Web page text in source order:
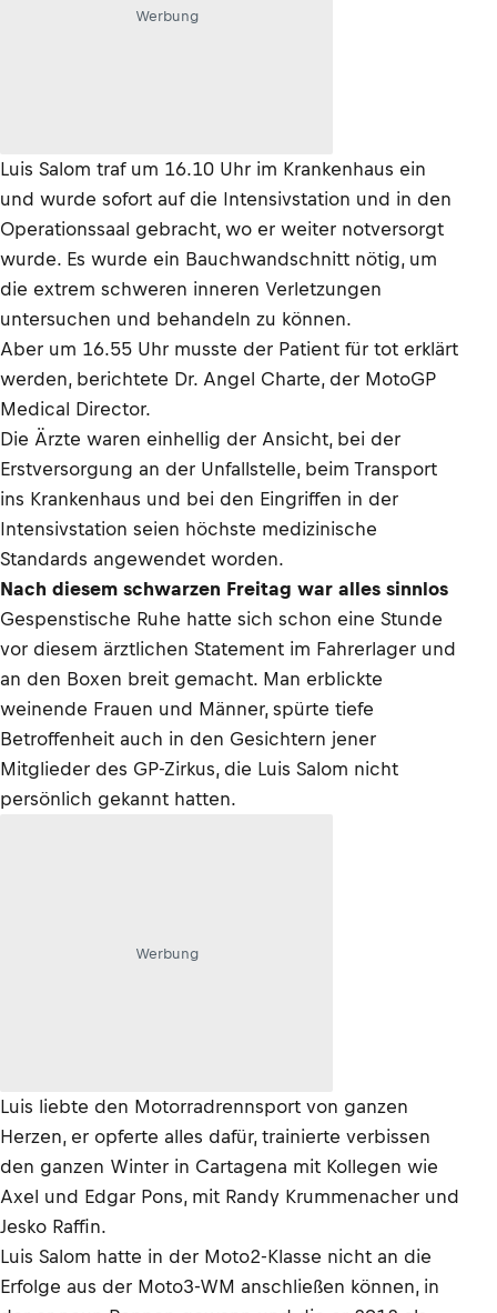
Werbung
Luis Salom traf um 16.10 Uhr im Krankenhaus ein
und wurde sofort auf die Intensivstation und in den
Operationssaal gebracht, wo er weiter notversorgt
wurde. Es wurde ein Bauchwandschnitt nötig, um
die extrem schweren inneren Verletzungen
untersuchen und behandeln zu können.
Aber um 16.55 Uhr musste der Patient für tot erklärt
werden, berichtete Dr. Angel Charte, der MotoGP
Medical Director.
Die Ärzte waren einhellig der Ansicht, bei der
Erstversorgung an der Unfallstelle, beim Transport
ins Krankenhaus und bei den Eingriffen in der
Intensivstation seien höchste medizinische
Standards angewendet worden.
Nach diesem schwarzen Freitag war alles sinnlos
Gespenstische Ruhe hatte sich schon eine Stunde
vor diesem ärztlichen Statement im Fahrerlager und
an den Boxen breit gemacht. Man erblickte
weinende Frauen und Männer, spürte tiefe
Betroffenheit auch in den Gesichtern jener
Mitglieder des GP-Zirkus, die Luis Salom nicht
persönlich gekannt hatten.
Werbung
Luis liebte den Motorradrennsport von ganzen
Herzen, er opferte alles dafür, trainierte verbissen
den ganzen Winter in Cartagena mit Kollegen wie
Axel und Edgar Pons, mit Randy Krummenacher und
Jesko Raffin.
Luis Salom hatte in der Moto2-Klasse nicht an die
Erfolge aus der Moto3-WM anschließen können, in